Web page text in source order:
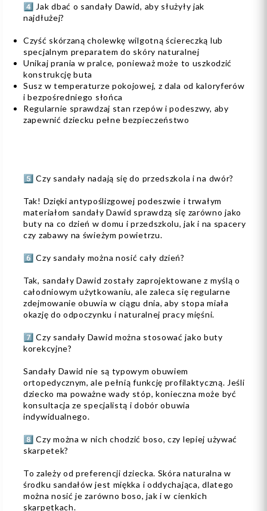
4️⃣ Jak dbać o sandały Dawid, aby służyły jak
najdłużej?
Czyść skórzaną cholewkę wilgotną ściereczką lub
specjalnym preparatem do skóry naturalnej
Unikaj prania w pralce, ponieważ może to uszkodzić
konstrukcję buta
Susz w temperaturze pokojowej, z dala od kaloryferów
i bezpośredniego słońca
Regularnie sprawdzaj stan rzepów i podeszwy, aby
zapewnić dziecku pełne bezpieczeństwo
5️⃣ Czy sandały nadają się do przedszkola i na dwór?
Tak! Dzięki antypoślizgowej podeszwie i trwałym
materiałom sandały Dawid sprawdzą się zarówno jako
buty na co dzień w domu i przedszkolu, jak i na spacery
czy zabawy na świeżym powietrzu.
6️⃣ Czy sandały można nosić cały dzień?
Tak, sandały Dawid zostały zaprojektowane z myślą o
całodniowym użytkowaniu, ale zaleca się regularne
zdejmowanie obuwia w ciągu dnia, aby stopa miała
okazję do odpoczynku i naturalnej pracy mięśni.
7️⃣ Czy sandały Dawid można stosować jako buty
korekcyjne?
Sandały Dawid nie są typowym obuwiem
ortopedycznym, ale pełnią funkcję profilaktyczną. Jeśli
dziecko ma poważne wady stóp, konieczna może być
konsultacja ze specjalistą i dobór obuwia
indywidualnego.
8️⃣ Czy można w nich chodzić boso, czy lepiej używać
skarpetek?
To zależy od preferencji dziecka. Skóra naturalna w
środku sandałów jest miękka i oddychająca, dlatego
można nosić je zarówno boso, jak i w cienkich
skarpetkach.